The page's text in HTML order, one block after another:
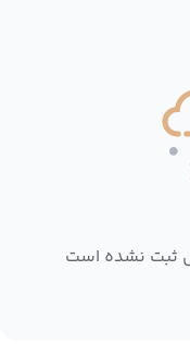
ثبت نشده است